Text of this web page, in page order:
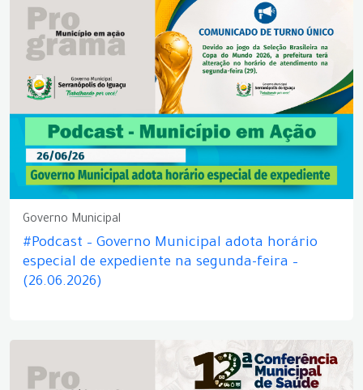
Governo Municipal
#Podcast – Governo Municipal adota horário
especial de expediente na segunda-feira –
(26.06.2026)